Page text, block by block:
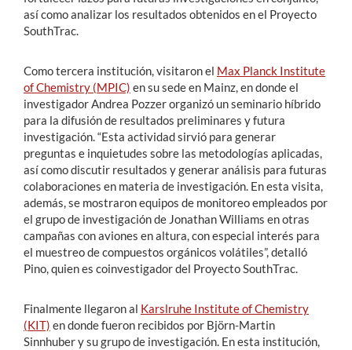
así como analizar los resultados obtenidos en el Proyecto
SouthTrac.
Como tercera institución, visitaron el Max Planck Institute
of Chemistry (MPIC) en su sede en Mainz, en donde el
investigador Andrea Pozzer organizó un seminario híbrido
para la difusión de resultados preliminares y futura
investigación. “Esta actividad sirvió para generar
preguntas e inquietudes sobre las metodologías aplicadas,
así como discutir resultados y generar análisis para futuras
colaboraciones en materia de investigación. En esta visita,
además, se mostraron equipos de monitoreo empleados por
el grupo de investigación de Jonathan Williams en otras
campañas con aviones en altura, con especial interés para
el muestreo de compuestos orgánicos volátiles”, detalló
Pino, quien es coinvestigador del Proyecto SouthTrac.
Finalmente llegaron al Karslruhe Institute of Chemistry
(KIT) en donde fueron recibidos por Björn-Martin
Sinnhuber y su grupo de investigación. En esta institución,